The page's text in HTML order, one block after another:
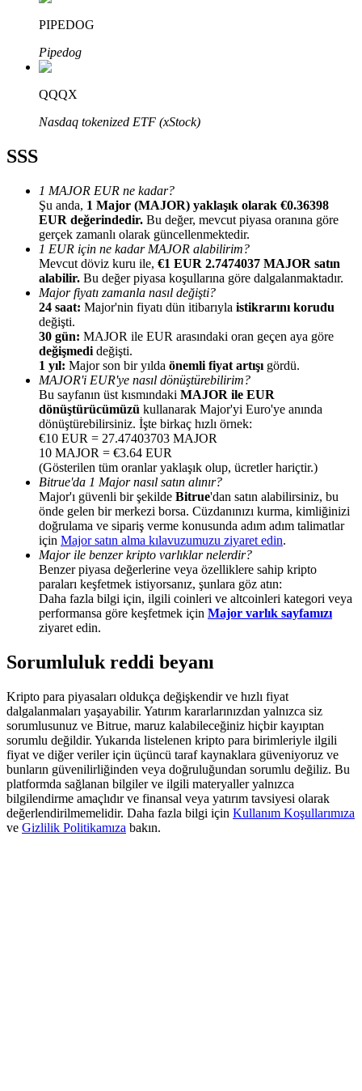
Yönlendirme
Arkadaşını davet et, nakit ödüller kazan
BTC Welcome Rewards
BTC Welcome Rewards
Deposit & Trade BTC to Share 25000 USDT prize pool!
Share 500000 CASHCAT prize pool
Exclusive for BitMart Users
Register & Trade to Win 500,000 USDT
PIPEDOG
Pipedog
QQQX
Nasdaq tokenized ETF (xStock)
SSS
1 MAJOR EUR ne kadar?
Şu anda, 1 Major (MAJOR) yaklaşık olarak €0.36398
EUR değerindedir. Bu değer, mevcut piyasa oranına göre
gerçek zamanlı olarak güncellenmektedir.
1 EUR için ne kadar MAJOR alabilirim?
Mevcut döviz kuru ile, €1 EUR 2.7474037 MAJOR satın
alabilir. Bu değer piyasa koşullarına göre dalgalanmaktadır.
Major fiyatı zamanla nasıl değişti?
24 saat: Major'nin fiyatı dün itibarıyla istikrarını korudu
değişti.
30 gün: MAJOR ile EUR arasındaki oran geçen aya göre
değişmedi değişti.
1 yıl: Major son bir yılda önemli fiyat artışı gördü.
MAJOR'i EUR'ye nasıl dönüştürebilirim?
Bu sayfanın üst kısmındaki MAJOR ile EUR
dönüştürücümüzü kullanarak Major'yi Euro'ye anında
dönüştürebilirsiniz. İşte birkaç hızlı örnek:
€10 EUR = 27.47403703 MAJOR
10 MAJOR = €3.64 EUR
(Gösterilen tüm oranlar yaklaşık olup, ücretler hariçtir.)
Bitrue'da 1 Major nasıl satın alınır?
Major'ı güvenli bir şekilde Bitrue'dan satın alabilirsiniz, bu
önde gelen bir merkezi borsa. Cüzdanınızı kurma, kimliğinizi
doğrulama ve sipariş verme konusunda adım adım talimatlar
için Major satın alma kılavuzumuzu ziyaret edin.
Major ile benzer kripto varlıklar nelerdir?
Benzer piyasa değerlerine veya özelliklere sahip kripto
paraları keşfetmek istiyorsanız, şunlara göz atın:
Daha fazla bilgi için, ilgili coinleri ve altcoinleri kategori veya
performansa göre keşfetmek için Major varlık sayfamızı
ziyaret edin.
Sorumluluk reddi beyanı
Kripto para piyasaları oldukça değişkendir ve hızlı fiyat
dalgalanmaları yaşayabilir. Yatırım kararlarınızdan yalnızca siz
sorumlusunuz ve Bitrue, maruz kalabileceğiniz hiçbir kayıptan
sorumlu değildir. Yukarıda listelenen kripto para birimleriyle ilgili
fiyat ve diğer veriler için üçüncü taraf kaynaklara güveniyoruz ve
bunların güvenilirliğinden veya doğruluğundan sorumlu değiliz. Bu
platformda sağlanan bilgiler ve ilgili materyaller yalnızca
bilgilendirme amaçlıdır ve finansal veya yatırım tavsiyesi olarak
değerlendirilmemelidir. Daha fazla bilgi için Kullanım Koşullarımıza
ve Gizlilik Politikamıza bakın.